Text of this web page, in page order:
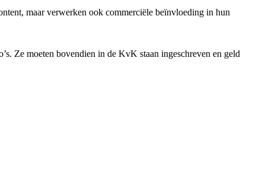
maar verwerken ook commerciële beïnvloeding in hun
Ze moeten bovendien in de KvK staan ingeschreven en geld